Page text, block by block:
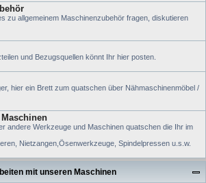
zu allgemeinem Maschinenzubehör fragen, diskutieren
und Bezugsquellen könnt Ihr hier posten.
hier ein Brett zum quatschen über Nähmaschinenmöbel /
andere Werkzeuge und Maschinen quatschen die Ihr im
Nietzangen,Ösenwerkzeuge, Spindelpressen u.s.w.
mit unseren Maschinen